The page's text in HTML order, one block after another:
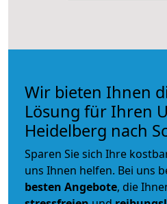
Wir bieten Ihnen
Lösung für Ihren
Heidelberg nach
Sparen Sie sich Ihre
uns Ihnen helfen. Bei uns
besten Angebote, die